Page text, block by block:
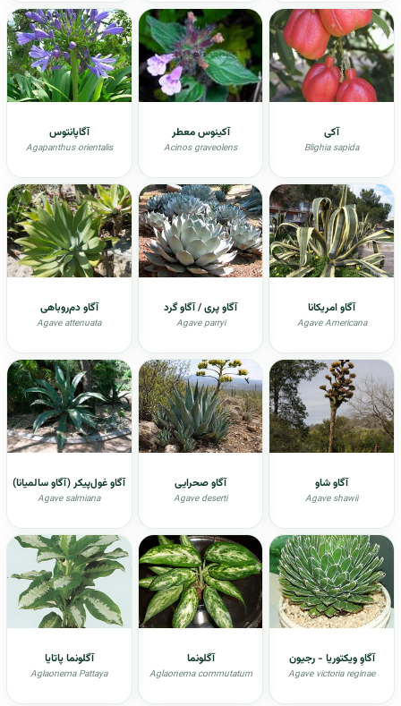
آکی
Blighia sapida
آکينوس معطر
Acinos graveolens
آگاپانتوس
Agapanthus orientalis
آگاو امریکانا
Agave Americana
آگاو پری / آگاو گرد
Agave parryi
آگاو دم‌روباهی
Agave attenuata
آگاو شاو
Agave shawii
آگاو صحرایی
Agave deserti
آگاو غول‌پیکر (آگاو سالمیانا)
Agave salmiana
آگاوِ ویکتوریا - رجیون
Agave victoria reginae
آگلونما
Aglaonema commutatum
آگلونما پاتایا
Aglaonema Pattaya